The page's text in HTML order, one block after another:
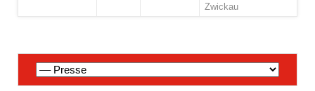
Zwickau
Navigation
überspringen